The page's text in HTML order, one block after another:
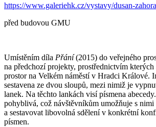
https://www.galeriehk.cz/vystavy/dusan-
před budovou GMU
Umístěním díla Přání(2015) do veřejného
na předchozí projekty, prostřednictvím kterých
prostor na Velkém náměstí v Hradci Králové.
sestavena ze dvou sloupů, mezi nimiž je
lanek. Na těchto lankách visí písmena
pohyblivá, což návštěvníkům umožňuje s
a sestavovat libovolná sdělení v konkrétní
písmen.